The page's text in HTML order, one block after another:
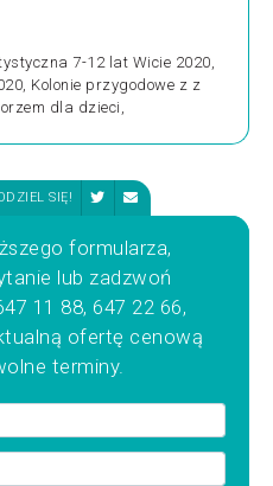
7-12 lat Wicie 2020,
Kolonie przygodowe z z
dla dzieci,
SIĘ!
formularza,
lub zadzwoń
11 88, 647 22 66,
ofertę cenową
terminy.